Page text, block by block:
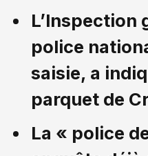
L’Inspection
police
saisie, a
parquet de
La « police